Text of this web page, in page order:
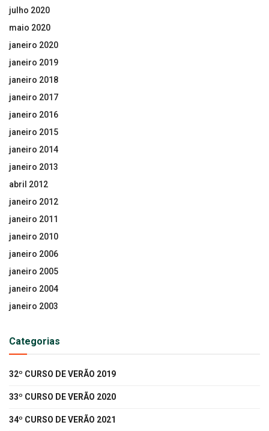
julho 2020
maio 2020
janeiro 2020
janeiro 2019
janeiro 2018
janeiro 2017
janeiro 2016
janeiro 2015
janeiro 2014
janeiro 2013
abril 2012
janeiro 2012
janeiro 2011
janeiro 2010
janeiro 2006
janeiro 2005
janeiro 2004
janeiro 2003
Categorias
32º CURSO DE VERÃO 2019
33º CURSO DE VERÃO 2020
34º CURSO DE VERÃO 2021